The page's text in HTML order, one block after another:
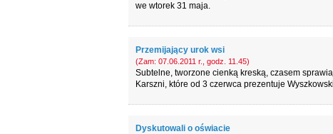
we wtorek 31 maja.
Przemijający urok wsi
(Zam: 07.06.2011 r., godz. 11.45)
Subtelne, tworzone cienką kreską, czasem
Karszni, które od 3 czerwca prezentuje
Dyskutowali o oświacie